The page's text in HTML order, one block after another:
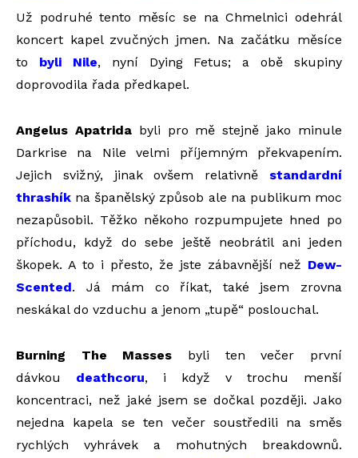
Už podruhé tento měsíc se na Chmelnici odehrál
koncert kapel zvučných jmen. Na začátku měsíce
to byli Nile, nyní Dying Fetus; a obě skupiny
doprovodila řada předkapel.
Angelus Apatrida byli pro mě stejně jako minule
Darkrise na Nile velmi příjemným překvapením.
Jejich svižný, jinak ovšem relativně standardní
thrashík na španělský způsob ale na publikum moc
nezapůsobil. Těžko někoho rozpumpujete hned po
příchodu, když do sebe ještě neobrátil ani jeden
škopek. A to i přesto, že jste zábavnější než Dew-
Scented. Já mám co říkat, také jsem zrovna
neskákal do vzduchu a jenom „tupě“ poslouchal.
Burning The Masses byli ten večer první
dávkou deathcoru, i když v trochu menší
koncentraci, než jaké jsem se dočkal později. Jako
nejedna kapela se ten večer soustředili na směs
rychlých vyhrávek a mohutných breakdownů.